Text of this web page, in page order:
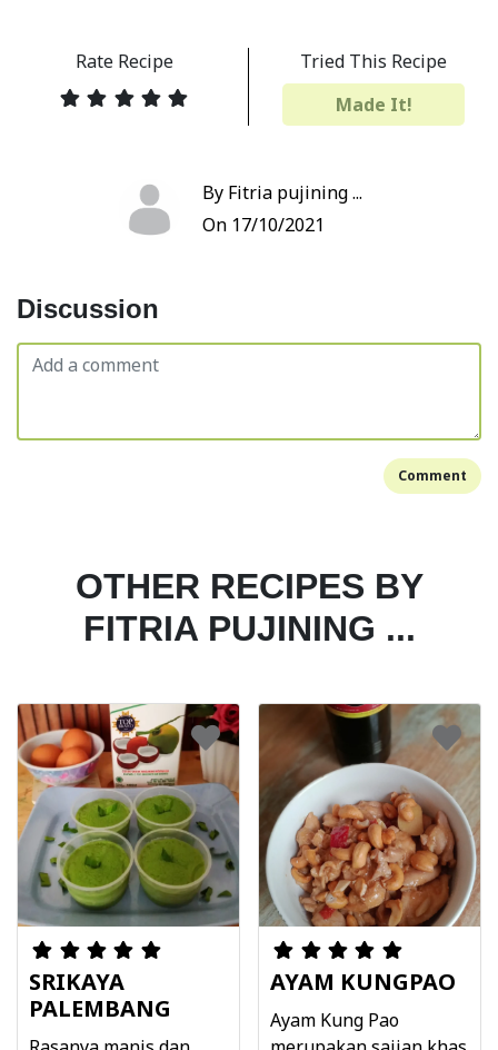
Rate Recipe
Tried This Recipe
Made It!
By Fitria pujining ...
On 17/10/2021
Discussion
Comment
OTHER RECIPES BY
FITRIA PUJINING ...
SRIKAYA
PALEMBANG
AYAM KUNGPAO
Ayam Kung Pao